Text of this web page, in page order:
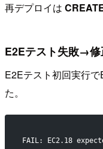
再デプロイは
E2Eテスト失敗→
E2Eテスト初回実行
た。
FAIL: EC2.18